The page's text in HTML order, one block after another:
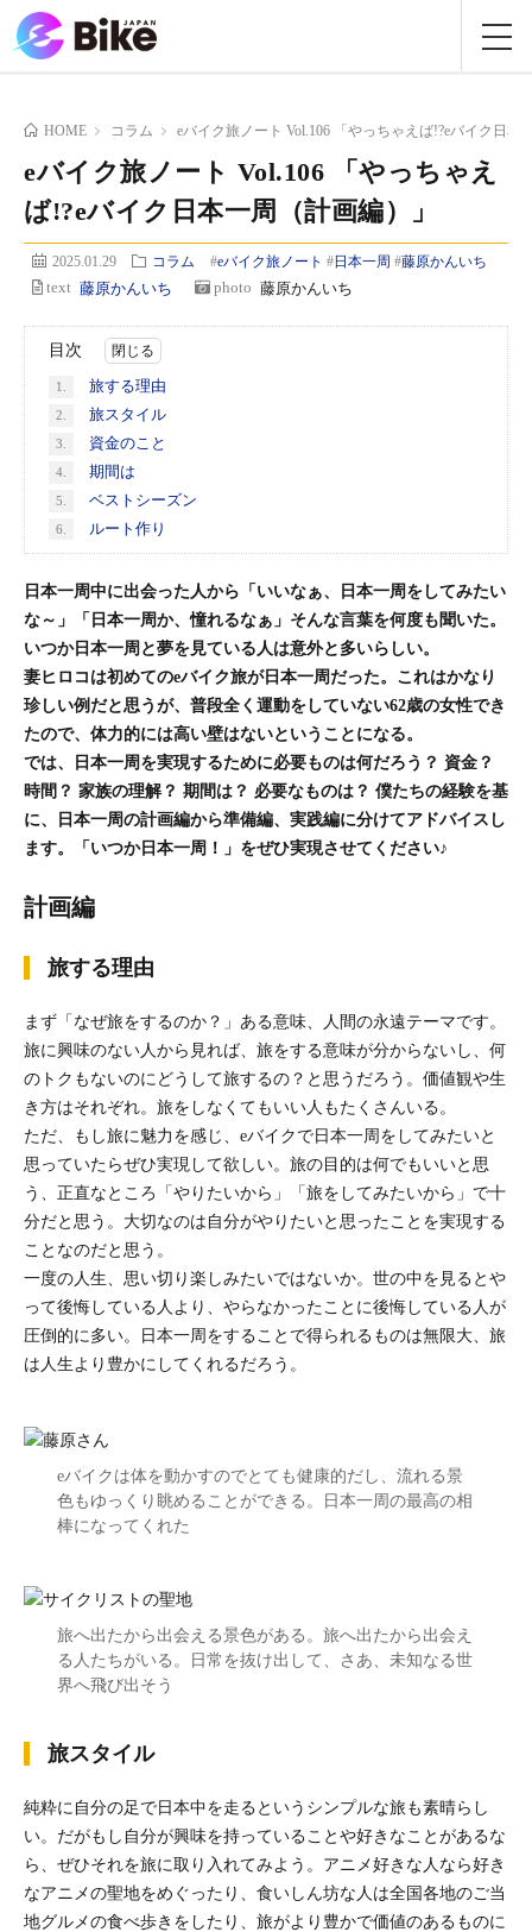
HOME コラム eバイク旅ノート Vol.106 「やっちゃえば!?eバイク日本
eバイク旅ノート Vol.106 「やっちゃえ
ば!?eバイク日本一周（計画編）」
2025.01.29 コラム #eバイク旅ノート #日本一周 #藤原かんいち
text 藤原かんいち photo 藤原かんいち
目次
1. 旅する理由
2. 旅スタイル
3. 資金のこと
4. 期間は
5. ベストシーズン
6. ルート作り
日本一周中に出会った人から「いいなぁ、日本一周をしてみたい
な～」「日本一周か、憧れるなぁ」そんな言葉を何度も聞いた。
いつか日本一周と夢を見ている人は意外と多いらしい。
妻ヒロコは初めてのeバイク旅が日本一周だった。これはかなり
珍しい例だと思うが、普段全く運動をしていない62歳の女性でき
たので、体力的には高い壁はないということになる。
では、日本一周を実現するために必要ものは何だろう？ 資金？
時間？ 家族の理解？ 期間は？ 必要なものは？ 僕たちの経験を基
に、日本一周の計画編から準備編、実践編に分けてアドバイスし
ます。「いつか日本一周！」をぜひ実現させてください♪
計画編
旅する理由
まず「なぜ旅をするのか？」ある意味、人間の永遠テーマです。
旅に興味のない人から見れば、旅をする意味が分からないし、何
のトクもないのにどうして旅するの？と思うだろう。価値観や生
き方はそれぞれ。旅をしなくてもいい人もたくさんいる。
ただ、もし旅に魅力を感じ、eバイクで日本一周をしてみたいと
思っていたらぜひ実現して欲しい。旅の目的は何でもいいと思
う、正直なところ「やりたいから」「旅をしてみたいから」で十
分だと思う。大切なのは自分がやりたいと思ったことを実現する
ことなのだと思う。
一度の人生、思い切り楽しみたいではないか。世の中を見るとや
って後悔している人より、やらなかったことに後悔している人が
圧倒的に多い。日本一周をすることで得られるものは無限大、旅
は人生より豊かにしてくれるだろう。
eバイクは体を動かすのでとても健康的だし、流れる景
色もゆっくり眺めることができる。日本一周の最高の相
棒になってくれた
旅へ出たから出会える景色がある。旅へ出たから出会え
る人たちがいる。日常を抜け出して、さあ、未知なる世
界へ飛び出そう
旅スタイル
純粋に自分の足で日本中を走るというシンプルな旅も素晴らし
い。だがもし自分が興味を持っていることや好きなことがあるな
ら、ぜひそれを旅に取り入れてみよう。アニメ好きな人なら好き
なアニメの聖地をめぐったり、食いしん坊な人は全国各地のご当
地グルメの食べ歩きをしたり、旅がより豊かで価値のあるものに